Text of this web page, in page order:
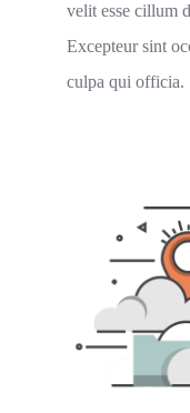
velit esse cillum
Excepteur sint
culpa qui officia.